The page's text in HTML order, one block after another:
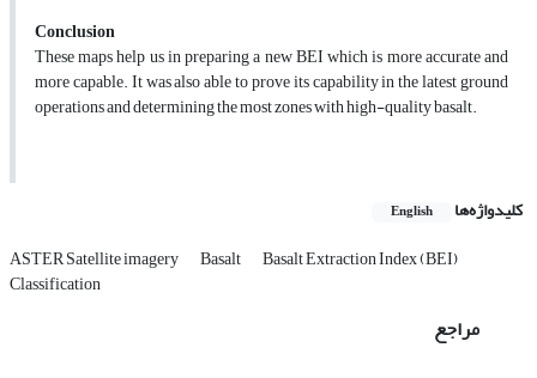
Conclusion
These maps help us in preparing a new BEI which is more accurate and
more capable. It was also able to prove its capability in the latest ground
operations and determining the most zones with high-quality basalt.
کلیدواژه‌ها English
ASTER Satellite imagery Basalt Basalt Extraction Index (BEI)
Classification
مراجع